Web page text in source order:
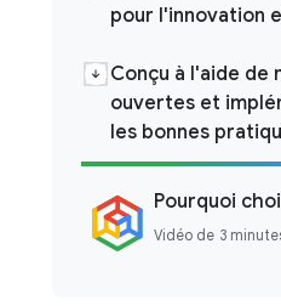
pour l'innovation
Conçu à l'aide de
ouvertes et
les bonnes
Pourquoi
Vidéo de 3